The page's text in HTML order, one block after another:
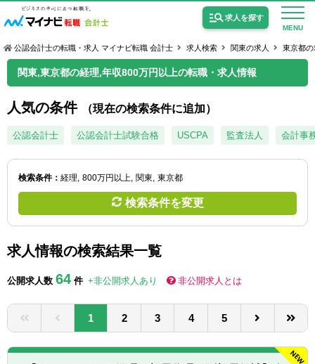
MENU
求人を探す
公認会計士の求人
監査法人の求人
USCPA（米国公認会計士）の求人
転職お役立ち情報
ご利用ガイド
公認会計士の転職・求人 マイナビ転職 会計士 求人検索 関東の求人 東京都の
関東,東京都の経理,年収800万円以上の転職・求人情報
人気の条件 （現在の検索条件に追加）
公認会計士 公認会計士試験合格 USCPA 監査法人 会計事
検索条件： 経理 800万円以上 関東 東京都
検索条件を変更
求人情報の検索結果一覧
公開求人数 64 件 +非公開求人あり 非公開求人とは
1 2 3 4 5